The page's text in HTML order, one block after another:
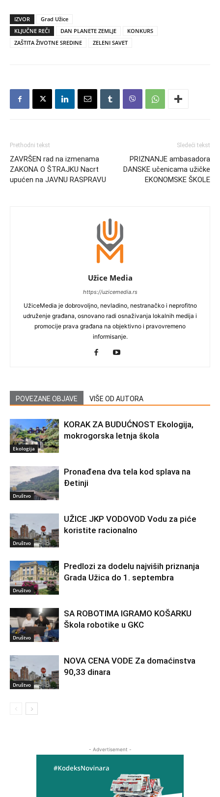
IZVOR
Grad Užice
KLJUČNE REČI
DAN PLANETE ZEMLJE
KONKURS
ZAŠTITA ŽIVOTNE SREDINE
ZELENI SAVET
Prethodni tekst
ZAVRŠEN rad na izmenama
ZAKONA O ŠTRAJKU Nacrt
upućen na JAVNU RASPRAVU
Sledeći tekst
PRIZNANJE ambasadora
DANSKE učenicama užičke
EKONOMSKE ŠKOLE
Užice Media
https://uzicemedia.rs
UžiceMedia je dobrovoljno, nevladino, nestranačko i neprofitno
udruženje građana, osnovano radi osnaživanja lokalnih medija i
promocije prava građana na objektivno i pravovremeno
informisanje.
POVEZANE OBJAVE VIŠE OD AUTORA
Ekologija
KORAK ZA BUDUĆNOST Ekologija,
mokrogorska letnja škola
Društvo
Pronađena dva tela kod splava na
Đetinji
Društvo
UŽICE JKP VODOVOD Vodu za piće
koristite racionalno
Društvo
Predlozi za dodelu najviših priznanja
Grada Užica do 1. septembra
Društvo
SA ROBOTIMA IGRAMO KOŠARKU
Škola robotike u GKC
Društvo
NOVA CENA VODE Za domaćinstva
90,33 dinara
- Advertisement -